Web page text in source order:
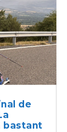
de
bastant